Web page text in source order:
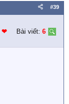
#39
❤︎ Bài viết: 6